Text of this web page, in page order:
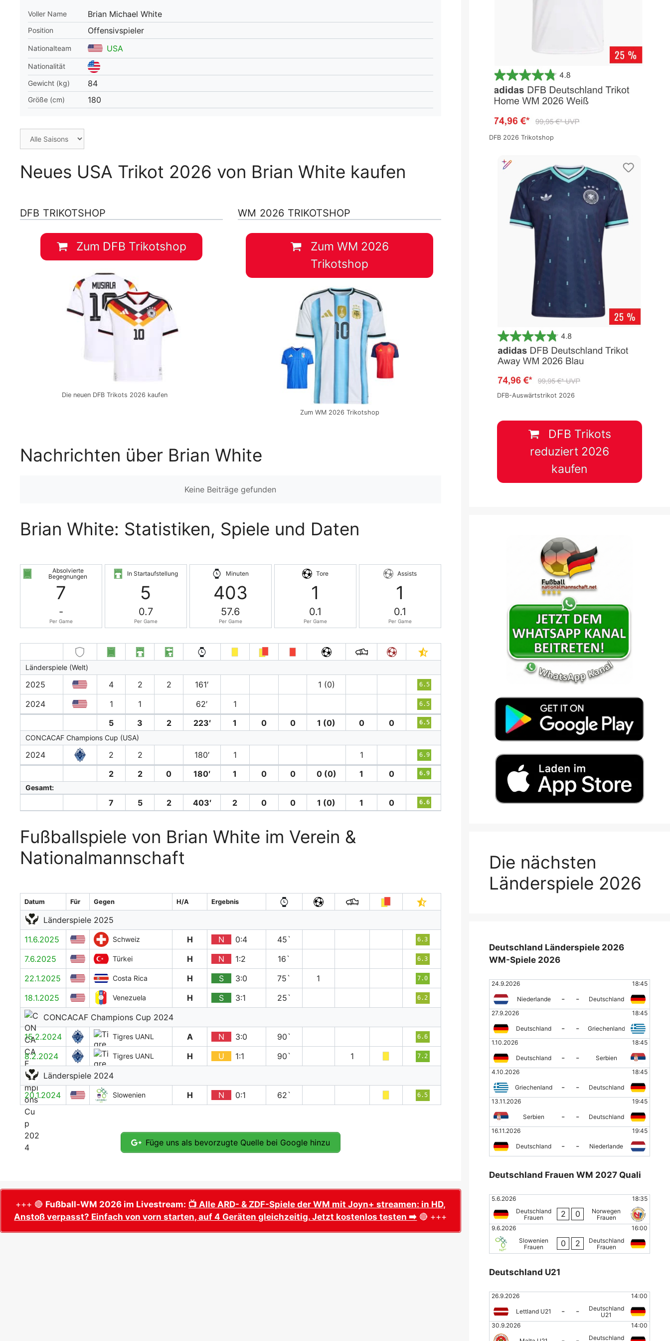
downloaden & automatisch ausfüllen
Voller Name Brian Michael White
Position Offensivspieler
Nationalteam USA
Nationalität
Gewicht (kg)
84
Größe (cm) 180
Neues USA Trikot 2026 von Brian White kaufen
DFB TRIKOTSHOP
Zum DFB Trikotshop
Die neuen DFB Trikots 2026 kaufen
WM 2026 TRIKOTSHOP
Zum WM 2026
Trikotshop
Zum WM 2026 Trikotshop
Nachrichten über Brian White
Keine Beiträge gefunden
Brian White: Statistiken, Spiele und Daten
Absolvierte
Begegnungen
7
-
Per Game
In Startaufstellung
5
0.7
Per Game
Minuten
403
57.6
Per Game
Tore
1
0.1
Per Game
Assists
1
0.1
Per Game
Länderspiele (Welt)
2025 4 2 2 161′ 1 (0) 6.5
2024 1 1 62′ 1 6.5
5 3 2 223′ 1 0 0 1 (0) 0 0 6.5
CONCACAF Champions Cup (USA)
2024 2 2 180′ 1 1 6.9
2 2 0 180′ 1 0 0 0 (0) 1 0 6.9
Gesamt:
7 5 2 403′ 2 0 0 1 (0) 1 0 6.6
Fußballspiele von Brian White im Verein &
Nationalmannschaft
Datum Für Gegen H/A Ergebnis
Länderspiele 2025
11.6.2025
Schweiz H N 0:4 45` 6.3
7.6.2025 Türkei H N 1:2 16` 6.3
22.1.2025 Costa Rica H S 3:0 75` 1 7.0
18.1.2025 Venezuela H S 3:1 25` 6.2
CONCACAF Champions Cup 2024
15.2.2024
Tigres UANL A N 3:0 90` 6.6
8.2.2024 Tigres UANL H U 1:1 90` 1 7.2
Länderspiele 2024
20.1.2024
Slowenien H N 0:1 62` 6.5
Füge uns als bevorzugte Quelle bei Google hinzu
+++ 🔴 Fußball-WM 2026 im Livestream: 📺 Alle ARD- & ZDF-Spiele der WM mit Joyn+ streamen: in HD,
Anstoß verpasst? Einfach von vorn starten, auf 4 Geräten gleichzeitig. Jetzt kostenlos testen ➡️ 🔴 +++
DFB 2026 Trikotshop
DFB-Auswärtstrikot 2026
DFB Trikots
reduziert 2026
kaufen
Die nächsten
Länderspiele 2026
Deutschland Länderspiele 2026
WM-Spiele 2026
24.9.2026 18:45
Niederlande - -
Deutschland
27.9.2026
18:45
Deutschland - -
Griechenland
1.10.2026
18:45
Deutschland - -
Serbien
4.10.2026
18:45
Griechenland - -
Deutschland
13.11.2026
19:45
Serbien - -
Deutschland
16.11.2026
19:45
Deutschland - - Niederlande
Deutschland Frauen WM 2027 Quali
5.6.2026
18:35
Deutschland
Frauen
2 0
Norwegen
Frauen
9.6.2026
16:00
Slowenien
Frauen
0 2
Deutschland
Frauen
Deutschland U21
26.9.2026 14:00
Lettland U21 - -
Deutschland
U21
30.9.2026
14:00
Deutschland